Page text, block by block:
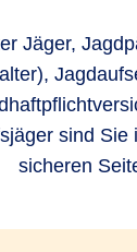
Jäger,
sind Sie
sicheren